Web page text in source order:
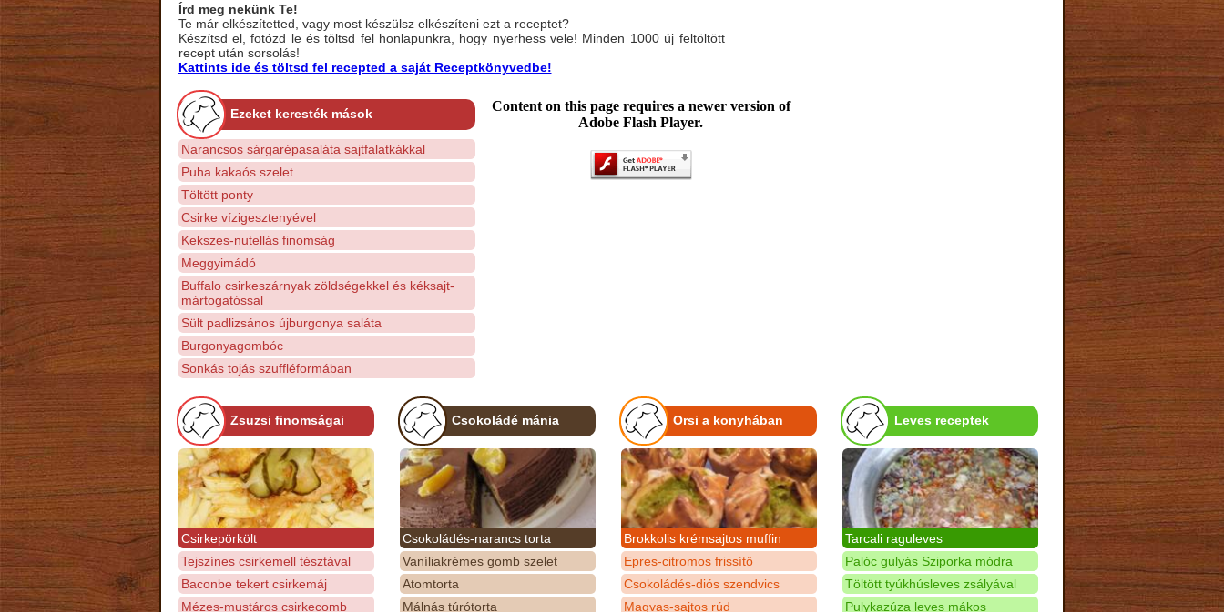
Írd meg nekünk Te!
Te már elkészítetted, vagy most készülsz elkészíteni ezt a receptet?
Készítsd el, fotózd le és töltsd fel honlapunkra, hogy nyerhess vele! Minden 1000 új feltöltött
recept után sorsolás!
Kattints ide és töltsd fel recepted a saját Receptkönyvedbe!
Ezeket keresték mások
Narancsos sárgarépasaláta sajtfalatkákkal
Puha kakaós szelet
Töltött ponty
Csirke vízigesztenyével
Kekszes-nutellás finomság
Meggyimádó
Buffalo csirkeszárnyak zöldségekkel és kéksajt-
mártogatóssal
Sült padlizsános újburgonya saláta
Burgonyagombóc
Sonkás tojás szuffléformában
Content on this page requires a newer version of
Adobe Flash Player.
Zsuzsi finomságai
Csirkepörkölt
Tejszínes csirkemell tésztával
Baconbe tekert csirkemáj
Mézes-mustáros csirkecomb
Csokoládé mánia
Csokoládés-narancs torta
Vaníliakrémes gomb szelet
Atomtorta
Málnás túrótorta
Orsi a konyhában
Brokkolis krémsajtos muffin
Epres-citromos frissítő
Csokoládés-diós szendvics
Magvas-sajtos rúd
Leves receptek
Tarcali raguleves
Palóc gulyás Sziporka módra
Töltött tyúkhúsleves zsályával
Pulykazúza leves mákos